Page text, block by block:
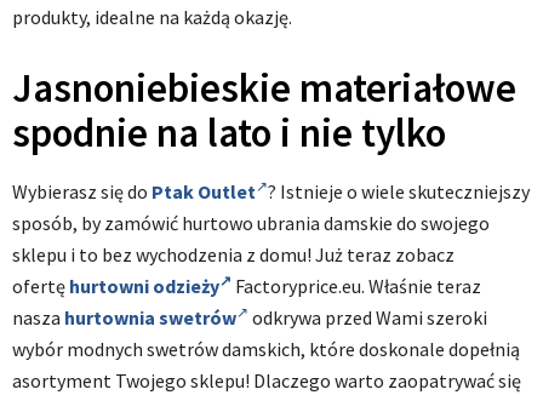
produkty, idealne na każdą okazję.
Jasnoniebieskie materiałowe
spodnie na lato i nie tylko
Wybierasz się do Ptak Outlet ? Istnieje o wiele skuteczniejszy
sposób, by zamówić hurtowo ubrania damskie do swojego
sklepu i to bez wychodzenia z domu! Już teraz zobacz
ofertę hurtowni odzieży
Factoryprice.eu. Właśnie teraz
nasza hurtownia swetrów
odkrywa przed Wami szeroki
wybór modnych swetrów damskich, które doskonale dopełnią
asortyment Twojego sklepu! Dlaczego warto zaopatrywać się